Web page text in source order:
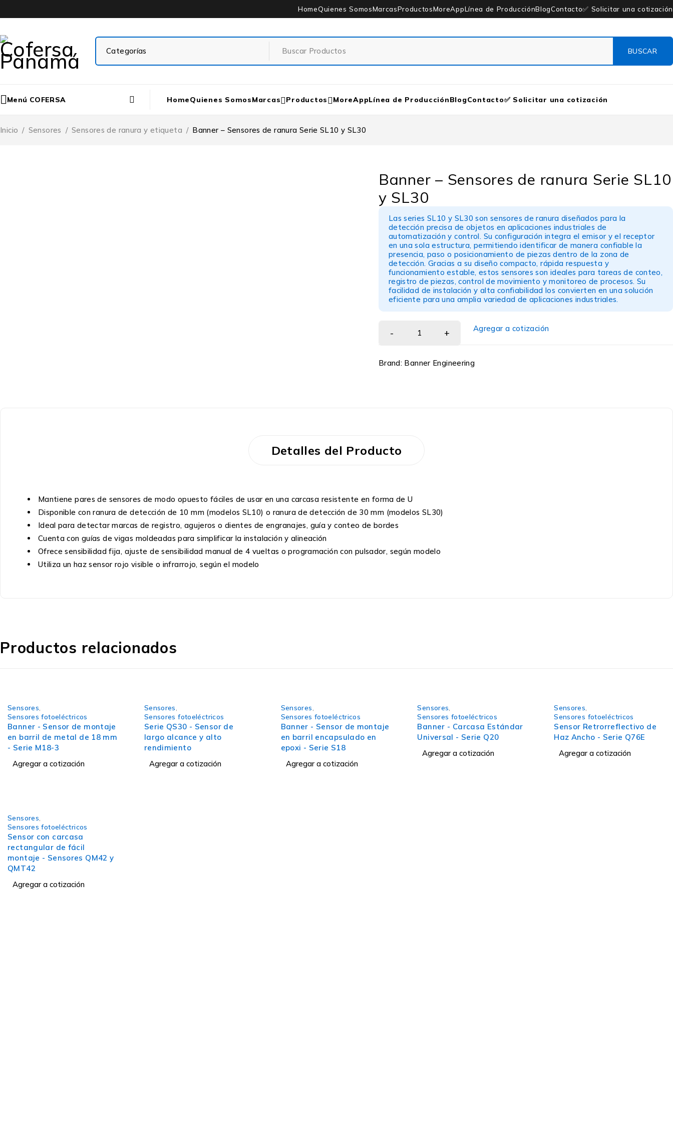
HomeQuienes SomosMarcasProductosMoreAppLínea de ProducciónBlogContacto✅ Solicitar una cotización
Menú COFERSA HomeQuienes SomosMarcas Productos MoreAppLínea de ProducciónBlogContacto✅ Solicitar una cotización
Inicio / Sensores / Sensores de ranura y etiqueta / Banner – Sensores de ranura Serie SL10 y SL30
Banner – Sensores de ranura Serie SL10
y SL30
Las series SL10 y SL30 son sensores de ranura diseñados para la
detección precisa de objetos en aplicaciones industriales de
automatización y control. Su configuración integra el emisor y el receptor
en una sola estructura, permitiendo identificar de manera confiable la
presencia, paso o posicionamiento de piezas dentro de la zona de
detección. Gracias a su diseño compacto, rápida respuesta y
funcionamiento estable, estos sensores son ideales para tareas de conteo,
registro de piezas, control de movimiento y monitoreo de procesos. Su
facilidad de instalación y alta confiabilidad los convierten en una solución
eficiente para una amplia variedad de aplicaciones industriales.
Agregar a cotización
Brand: Banner Engineering
Detalles del Producto
Mantiene pares de sensores de modo opuesto fáciles de usar en una carcasa resistente en forma de U
Disponible con ranura de detección de 10 mm (modelos SL10) o ranura de detección de 30 mm (modelos SL30)
Ideal para detectar marcas de registro, agujeros o dientes de engranajes, guía y conteo de bordes
Cuenta con guías de vigas moldeadas para simplificar la instalación y alineación
Ofrece sensibilidad fija, ajuste de sensibilidad manual de 4 vueltas o programación con pulsador, según modelo
Utiliza un haz sensor rojo visible o infrarrojo, según el modelo
Productos relacionados
Sensores
Sensores fotoeléctricos
Banner - Sensor de montaje
en barril de metal de 18 mm
- Serie M18-3
Agregar a cotización
Sensores
Sensores fotoeléctricos
Serie QS30 - Sensor de
largo alcance y alto
rendimiento
Agregar a cotización
Sensores
Sensores fotoeléctricos
Banner - Sensor de montaje
en barril encapsulado en
epoxi - Serie S18
Agregar a cotización
Sensores
Sensores fotoeléctricos
Banner - Carcasa Estándar
Universal - Serie Q20
Agregar a cotización
Sensores
Sensores fotoeléctricos
Sensor Retrorreflectivo de
Haz Ancho - Serie Q76E
Agregar a cotización
Sensores
Sensores fotoeléctricos
Sensor con carcasa
rectangular de fácil
montaje - Sensores QM42 y
QMT42
Agregar a cotización